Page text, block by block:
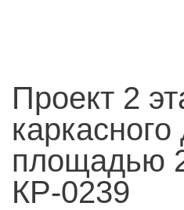
Проект 2
площадью
КР-0239